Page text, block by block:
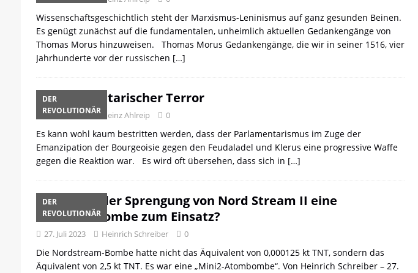
Wissenschaftsgeschichtlich steht der Marxismus-Leninismus auf ganz gesunden Beinen.
Es genügt zunächst auf die fundamentalen, unheimlich aktuellen Gedankengänge von
Thomas Morus hinzuweisen. Thomas Morus Gedankengänge, die wir in seiner 1516, vier
Jahrhunderte vor der russischen […]
DER
REVOLUTIONÄR
Parlamentarischer Terror
28. Juli 2023 Heinz Ahlreip 0
Es kann wohl kaum bestritten werden, dass der Parlamentarismus im Zuge der
Emanzipation der Bourgeoisie gegen den Feudaladel und Klerus eine progressive Waffe
gegen die Reaktion war. Es wird oft übersehen, dass sich in […]
DER
REVOLUTIONÄR
Kam bei der Sprengung von Nord Stream II eine
Miniatombombe zum Einsatz?
27. Juli 2023 Heinrich Schreiber 0
Die Nordstream-Bombe hatte nicht das Äquivalent von 0,000125 kt TNT, sondern das
Äquivalent von 2,5 kt TNT. Es war eine „Mini2-Atombombe“. Von Heinrich Schreiber – 27.